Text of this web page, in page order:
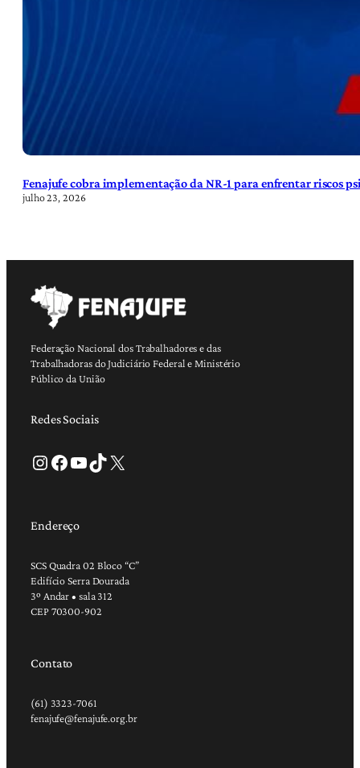
Fenajufe cobra implementação da NR-1 para enfrentar riscos
julho 23, 2026
Federação Nacional dos Trabalhadores e das
Trabalhadoras do Judiciário Federal e Ministério
Público da União
Redes Sociais
Instagram Facebook Youtube TikTok X
Endereço
SCS Quadra 02 Bloco “C”
Edifício Serra Dourada
3º Andar • sala 312
CEP 70300-902
Contato
(61) 3323-7061
fenajufe@fenajufe.org.br